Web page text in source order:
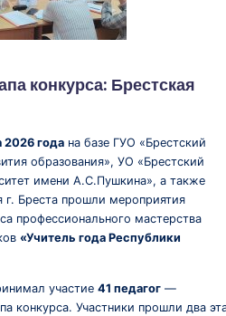
конкурса: Брестская
2026 года на базе ГУО «Брестский
образования», УО «Брестский
имени А.С.Пушкина», а также
г. Бреста прошли мероприятия
профессионального мастерства
«Учитель года Республики
участие 41 педагог —
конкурса. Участники прошли два